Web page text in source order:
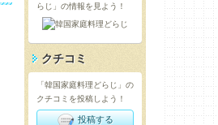
らじ」の情報を見よう！
クチコミ
「韓国家庭料理どらじ」の
クチコミを投稿しよう！
投稿する